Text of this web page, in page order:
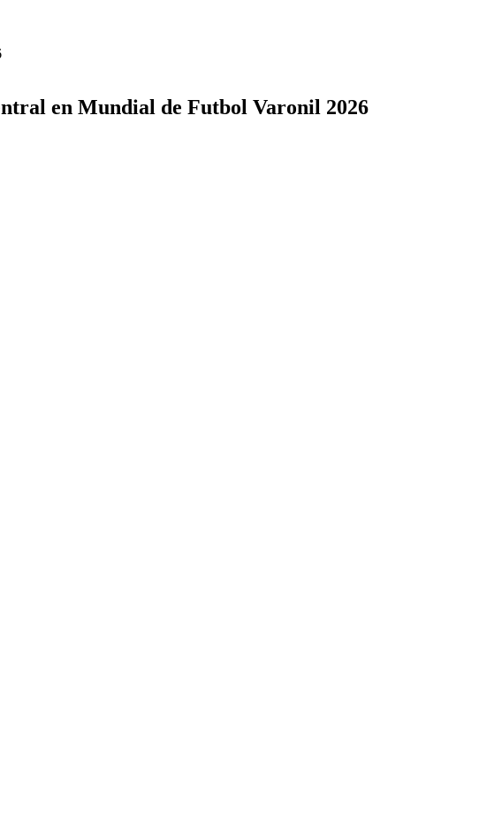
en Mundial de Futbol Varonil 2026